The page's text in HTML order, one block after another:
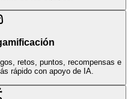
retos, puntos, recompensas e
rápido con apoyo de IA.